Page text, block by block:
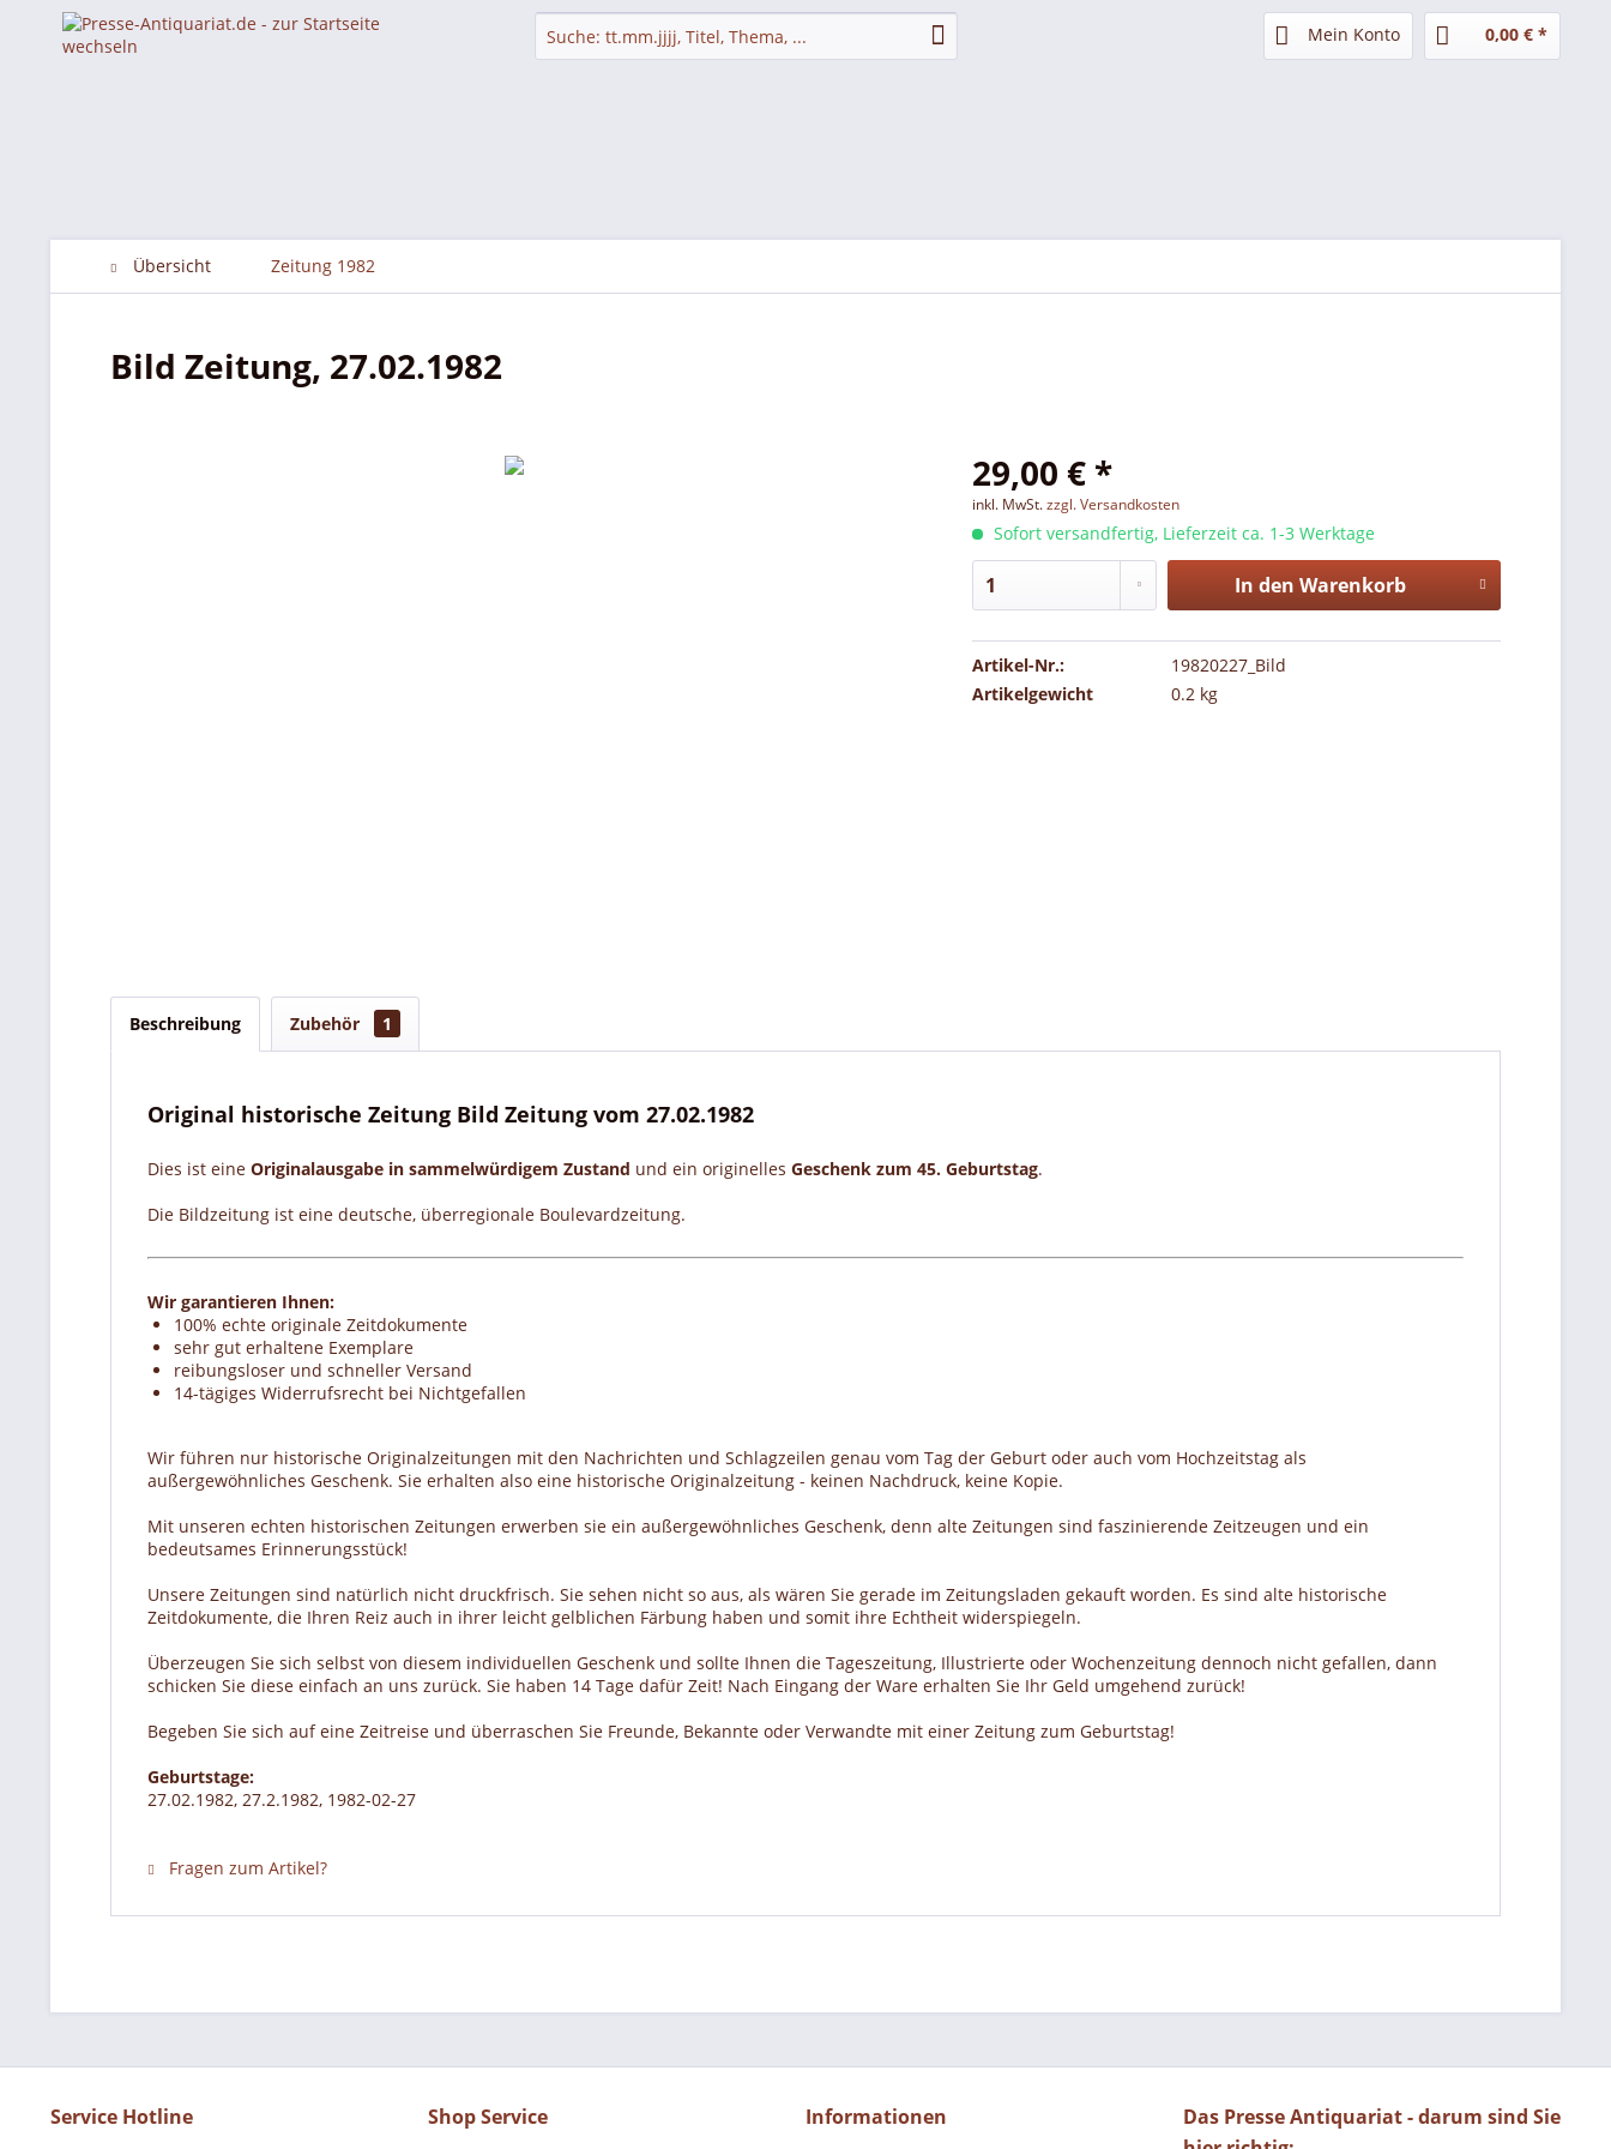
Mein Konto 0,00 € *
Übersicht Zeitung 1982
Bild Zeitung, 27.02.1982
29,00 € *
inkl. MwSt.zzgl. Versandkosten
Sofort versandfertig, Lieferzeit ca. 1-3 Werktage
In den Warenkorb
Artikel-Nr.:
19820227_Bild
Artikelgewicht
0.2 kg
Beschreibung Zubehör 1
Original historische Zeitung Bild Zeitung vom 27.02.1982
Dies ist eine Originalausgabe in sammelwürdigem Zustand und ein originelles Geschenk zum 45. Geburtstag.
Die Bildzeitung ist eine deutsche, überregionale Boulevardzeitung.
Wir garantieren Ihnen:
100% echte originale Zeitdokumente
sehr gut erhaltene Exemplare
reibungsloser und schneller Versand
14-tägiges Widerrufsrecht bei Nichtgefallen
Wir führen nur historische Originalzeitungen mit den Nachrichten und Schlagzeilen genau vom Tag der Geburt oder auch vom Hochzeitstag als
außergewöhnliches Geschenk. Sie erhalten also eine historische Originalzeitung - keinen Nachdruck, keine Kopie.
Mit unseren echten historischen Zeitungen erwerben sie ein außergewöhnliches Geschenk, denn alte Zeitungen sind faszinierende Zeitzeugen und ein
bedeutsames Erinnerungsstück!
Unsere Zeitungen sind natürlich nicht druckfrisch. Sie sehen nicht so aus, als wären Sie gerade im Zeitungsladen gekauft worden. Es sind alte historische
Zeitdokumente, die Ihren Reiz auch in ihrer leicht gelblichen Färbung haben und somit ihre Echtheit widerspiegeln.
Überzeugen Sie sich selbst von diesem individuellen Geschenk und sollte Ihnen die Tageszeitung, Illustrierte oder Wochenzeitung dennoch nicht gefallen, dann
schicken Sie diese einfach an uns zurück. Sie haben 14 Tage dafür Zeit! Nach Eingang der Ware erhalten Sie Ihr Geld umgehend zurück!
Begeben Sie sich auf eine Zeitreise und überraschen Sie Freunde, Bekannte oder Verwandte mit einer Zeitung zum Geburtstag!
Geburtstage:
27.02.1982, 27.2.1982, 1982-02-27
Fragen zum Artikel?
Service Hotline Shop Service Informationen
Das Presse Antiquariat - darum sind Sie